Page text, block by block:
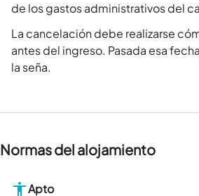
de los gastos administrativos del
La cancelación debe realizarse
antes del ingreso. Pasada esa
la seña.
Normas del alojamiento
Apto